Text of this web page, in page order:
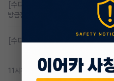
[수다방] 저신용 무심사 or 신차
방금전
[수다방] K8 하이브리드 (풀옵션
11시간 전 조회 350댓글 2